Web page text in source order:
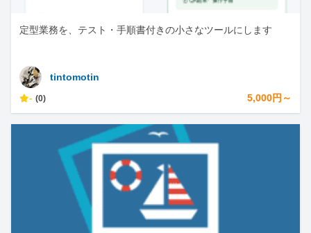
定型業務を、テスト・手順書付きの小さなツールにします
tintomotin
- (0) 5,000円～